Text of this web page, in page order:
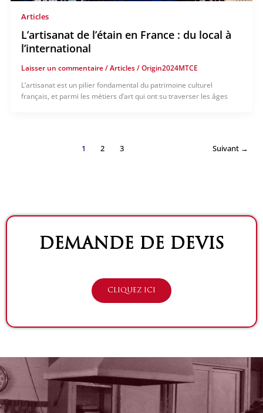
Articles
L’artisanat de l’étain en France : du local à
l’international
Laisser un commentaire/Articles/Origin2024MTCE
L’artisanat est un pilier fondamental du patrimoine culturel
français, et parmi les métiers d’art qui ont su traverser les âges
1 2 3 Suivant →
DEMANDE DE DEVIS
CLIQUEZ ICI